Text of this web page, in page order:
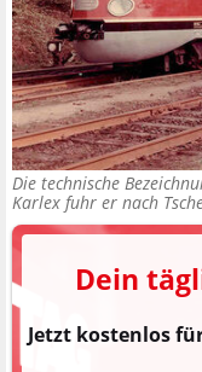
Die technische
Karlex fuhr er nach
Dein
Jetzt kostenlos